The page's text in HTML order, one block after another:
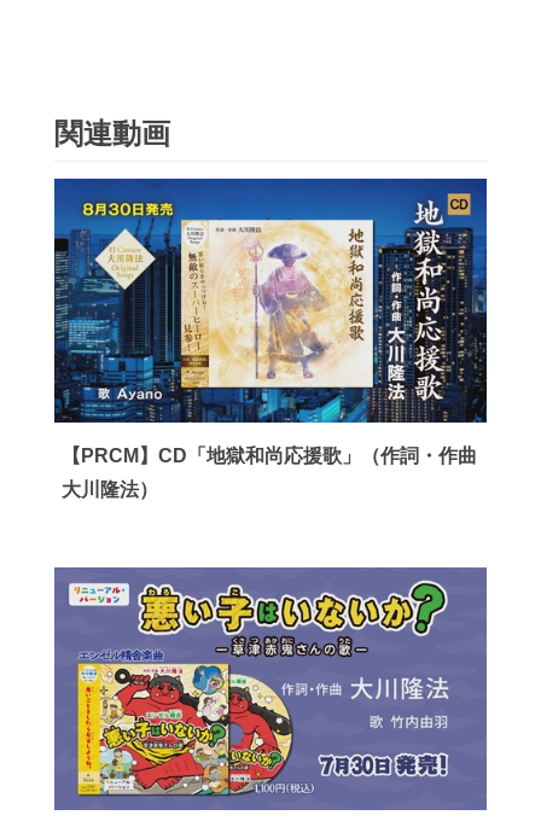
関連動画
【PRCM】CD「地獄和尚応援歌」（作詞・作曲
大川隆法）